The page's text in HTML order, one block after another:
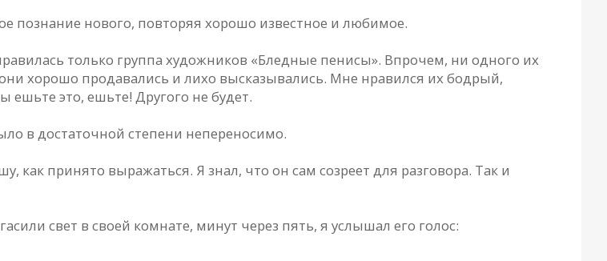
познание нового, повторяя хорошо известное и любимое.
только группа художников «Бледные пенисы». Впрочем, ни одного их
хорошо продавались и лихо высказывались. Мне нравился их бодрый,
это, ешьте! Другого не будет.
в достаточной степени непереносимо.
как принято выражаться. Я знал, что он сам созреет для разговора. Так и
свет в своей комнате, минут через пять, я услышал его голос: